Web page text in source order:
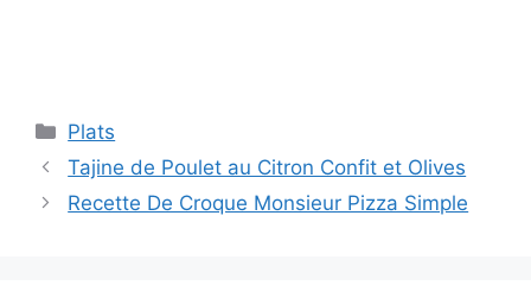
Categories
Plats
Tajine de Poulet au Citron Confit et Olives
Recette De Croque Monsieur Pizza Simple